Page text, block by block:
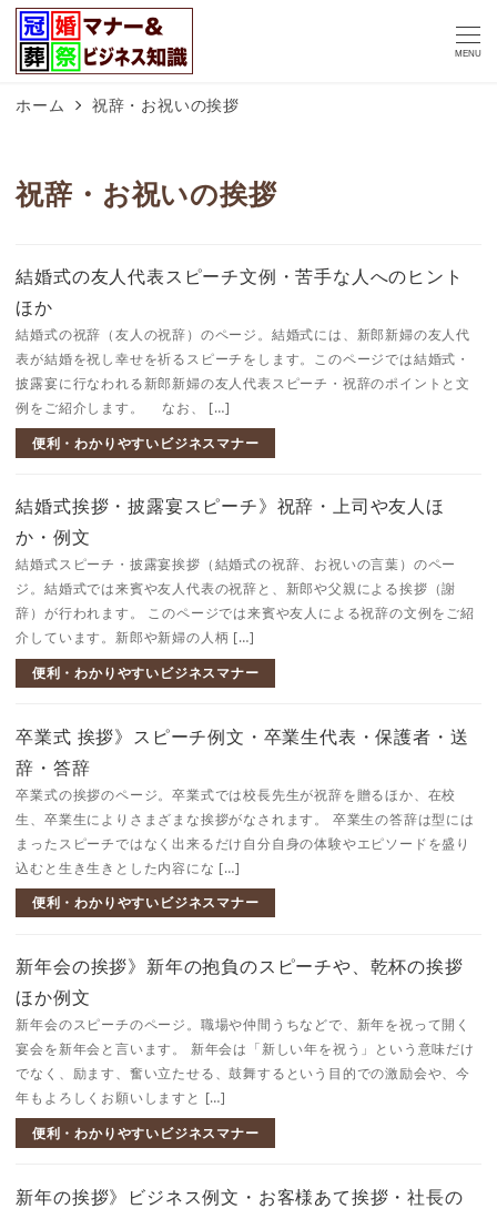
MENU
ホーム 祝辞・お祝いの挨拶
祝辞・お祝いの挨拶
結婚式の友人代表スピーチ文例・苦手な人へのヒント
ほか
結婚式の祝辞（友人の祝辞）のページ。結婚式には、新郎新婦の友人代
表が結婚を祝し幸せを祈るスピーチをします。このページでは結婚式・
披露宴に行なわれる新郎新婦の友人代表スピーチ・祝辞のポイントと文
例をご紹介します。 なお、 […]
便利・わかりやすいビジネスマナー
結婚式挨拶・披露宴スピーチ》祝辞・上司や友人ほ
か・例文
結婚式スピーチ・披露宴挨拶（結婚式の祝辞、お祝いの言葉）のペー
ジ。結婚式では来賓や友人代表の祝辞と、新郎や父親による挨拶（謝
辞）が行われます。 このページでは来賓や友人による祝辞の文例をご紹
介しています。新郎や新婦の人柄 […]
便利・わかりやすいビジネスマナー
卒業式 挨拶》スピーチ例文・卒業生代表・保護者・送
辞・答辞
卒業式の挨拶のページ。卒業式では校長先生が祝辞を贈るほか、在校
生、卒業生によりさまざまな挨拶がなされます。 卒業生の答辞は型には
まったスピーチではなく出来るだけ自分自身の体験やエピソードを盛り
込むと生き生きとした内容にな […]
便利・わかりやすいビジネスマナー
新年会の挨拶》新年の抱負のスピーチや、乾杯の挨拶
ほか例文
新年会のスピーチのページ。職場や仲間うちなどで、新年を祝って開く
宴会を新年会と言います。 新年会は「新しい年を祝う」という意味だけ
でなく、励ます、奮い立たせる、鼓舞するという目的での激励会や、今
年もよろしくお願いしますと […]
便利・わかりやすいビジネスマナー
新年の挨拶》ビジネス例文・お客様あて挨拶・社長の